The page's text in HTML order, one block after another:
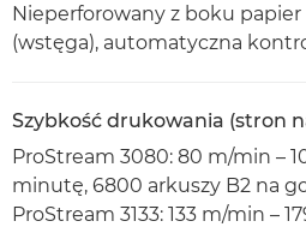
Nieperforowany z boku papier
(wstęga), automatyczna
Szybkość drukowania (stron
ProStream 3080: 80 m/min –
minutę, 6800 arkuszy B2 na
ProStream 3133: 133 m/min –